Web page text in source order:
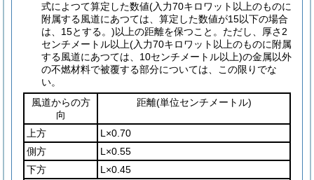
式によつて算定した数値(入力70キロワット以上のものに
附属する風道にあつては、算定した数値が15以下の場合
は、15とする。)以上の距離を保つこと。 ただし、厚さ2
センチメートル以上(入力70キロワット以上のものに附属
する風道にあつては、10センチメートル以上)の金属以外
の不燃材料で被覆する部分については、この限りでな
い。
風道からの方
向
距離(単位センチメートル)
上方
L×0.70
側方
L×0.55
下方
L×0.45